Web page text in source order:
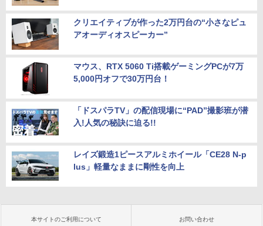
クリエイティブが作った2万円台の“小さなピュ
アオーディオスピーカー”
マウス、RTX 5060 Ti搭載ゲーミングPCが7万
5,000円オフで30万円台！
「ドスパラTV」の配信現場に“PAD”撮影班が潜
入!人気の秘訣に迫る!!
レイズ鍛造1ピースアルミホイール「CE28 N-p
lus」軽量なままに剛性を向上
本サイトのご利用について お問い合わせ